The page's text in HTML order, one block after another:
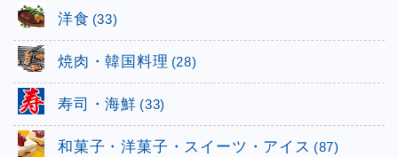
洋食 (33)
焼肉・韓国料理 (28)
寿司・海鮮 (33)
和菓子・洋菓子・スイーツ・アイス (87)